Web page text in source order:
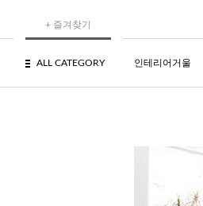
+ 즐겨찾기
ALL CATEGORY 인테리어거울